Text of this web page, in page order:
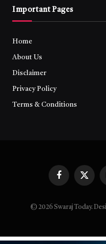
Important Pages
Home
About Us
Disclaimer
Privacy Policy
Terms & Conditions
FacebookX
© 2026 Swaraj Today.